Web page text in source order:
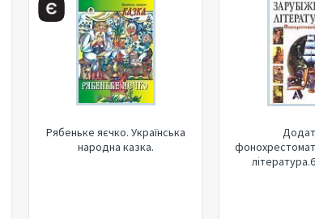
Рябеньке яєчко. Українська
народна казка.